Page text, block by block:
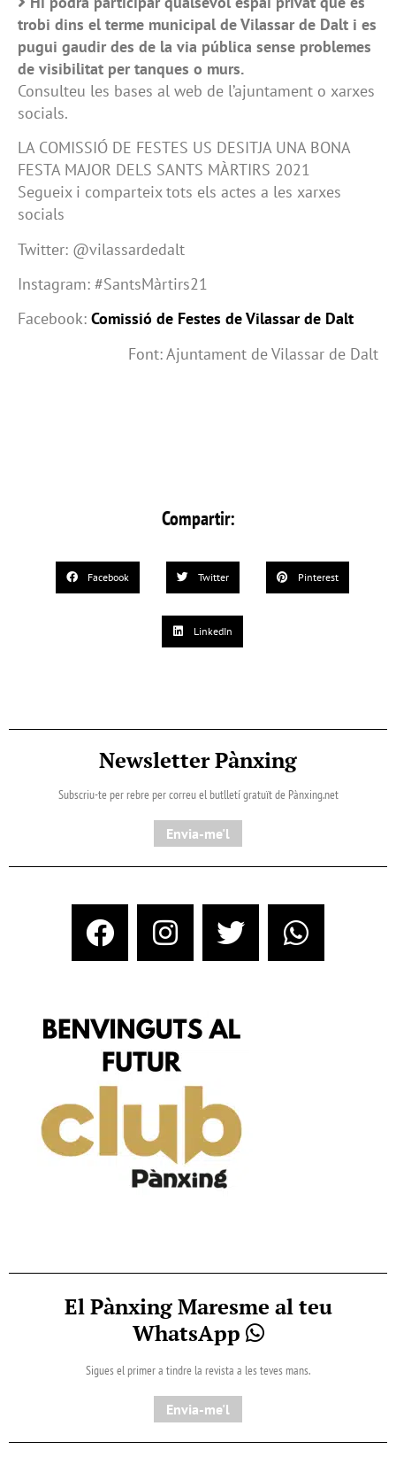
trobi dins el terme municipal de Vilassar de Dalt i es
pugui gaudir des de la via pública sense problemes
de visibilitat per tanques o murs.
Consulteu les bases al web de l’ajuntament o xarxes
socials.
LA COMISSIÓ DE FESTES US DESITJA UNA BONA
FESTA MAJOR DELS SANTS MÀRTIRS 2021
Segueix i comparteix tots els actes a les xarxes
socials
Twitter: @vilassardedalt
Instagram: #SantsMàrtirs21
Facebook: Comissió de Festes de Vilassar de Dalt
Font: Ajuntament de Vilassar de Dalt
Compartir:
Facebook Twitter Pinterest
LinkedIn
Newsletter Pànxing
Subscriu-te per rebre per correu el butlletí gratuït de Pànxing.net​
Envia-me'l
El Pànxing Maresme al teu
WhatsApp
Sigues el primer a tindre la revista a les teves mans.
Envia-me'l